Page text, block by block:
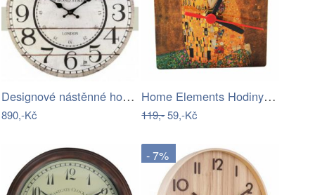
Designové nástěnné hodiny 21455 Lowell…
890,-Kč
Home Elements Hodiny ker. 11 cm, Klimt
119,-59,-Kč
- 7%